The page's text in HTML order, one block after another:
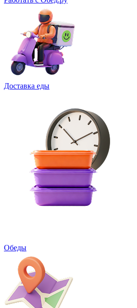
Доставка еды
Обеды